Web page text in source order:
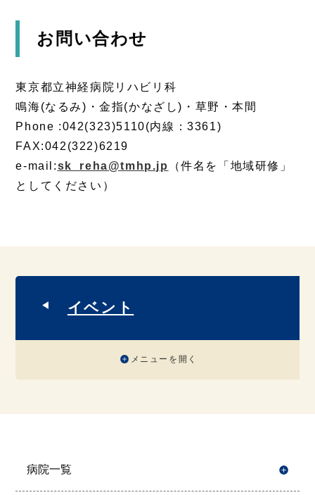
お問い合わせ
東京都立神経病院リハビリ科
鳴海(なるみ)・金指(かなざし)・草野・本間
Phone :042(323)5110(内線：3361)
FAX:042(322)6219
e-mail:sk_reha@tmhp.jp
（件名を「地域研修」
としてください）
イベント
メニューを開く
病院一覧